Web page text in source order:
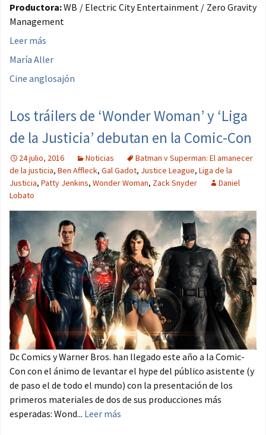
Productora:WB / Electric City Entertainment / Zero Gravity
Management
Leer más
María Aller
Cine anglosajón
Los tráilers de ‘Wonder Woman’ y ‘Liga
de la Justicia’ debutan en la Comic-Con
24 julio, 2016 Noticias
Batman v Superman: El amanecer
de la justicia, Ben Affleck, Gal Gadot, Justice League, Liga de la
Justicia, Patty Jenkins, Wonder Woman, Zack Snyder
Daniel
Lobato
Dc Comics y Warner Bros. han llegado este año a la Comic-
Con con el ánimo de levantar el hype del público asistente (y
de paso el de todo el mundo) con la presentación de los
primeros materiales de dos de sus producciones más
esperadas: Wond... Leer más